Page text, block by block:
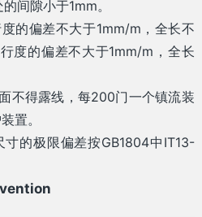
间隙小于1mm。
偏差不大于1mm/m，全长不
度的偏差不大于1mm/m，全长
得露线，每200门一个镇流装
置。
的极限偏差按GB1804中IT13-